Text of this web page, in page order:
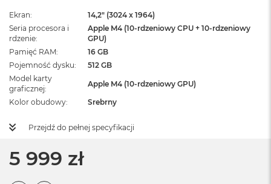
Ekran
14,2" (3024 x 1964)
Seria procesora i
rdzenie
Apple M4 (10-rdzeniowy CPU + 10-rdzeniowy
GPU)
Pamięć RAM
16 GB
Pojemność dysku
512 GB
Model karty
graficznej
Apple M4 (10-rdzeniowy GPU)
Kolor obudowy Srebrny
Przejdź do pełnej specyfikacji
5 999 zł